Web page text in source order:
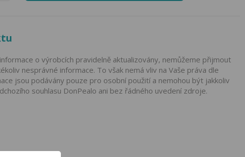
o výrobcích pravidelně aktualizovány, nemůžeme přijmout
nesprávné informace. To však nemá vliv na Vaše práva dle
jsou podávány pouze pro osobní použití a nemohou být jakkoliv
souhlasu DonPealo ani bez řádného uvedení zdroje.